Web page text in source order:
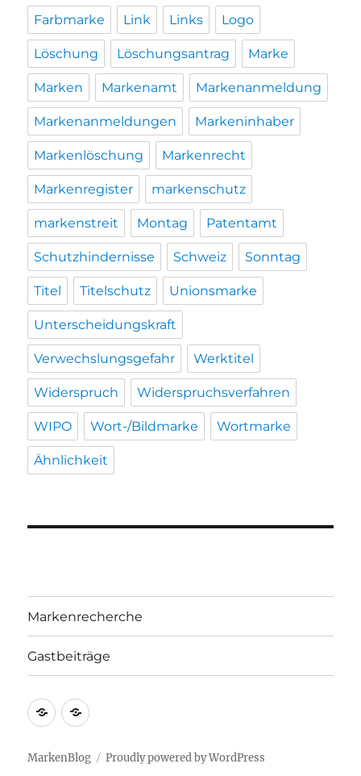
Farbmarke Link Links Logo
Löschung Löschungsantrag Marke
Marken Markenamt Markenanmeldung
Markenanmeldungen Markeninhaber
Markenlöschung Markenrecht
Markenregister markenschutz
markenstreit Montag Patentamt
Schutzhindernisse Schweiz Sonntag
Titel Titelschutz Unionsmarke
Unterscheidungskraft
Verwechslungsgefahr Werktitel
Widerspruch Widerspruchsverfahren
WIPO Wort-/Bildmarke Wortmarke
Ähnlichkeit
Markenrecherche
Gastbeiträge
Markenrecherche
Gastbeiträge
MarkenBlog Proudly powered by WordPress